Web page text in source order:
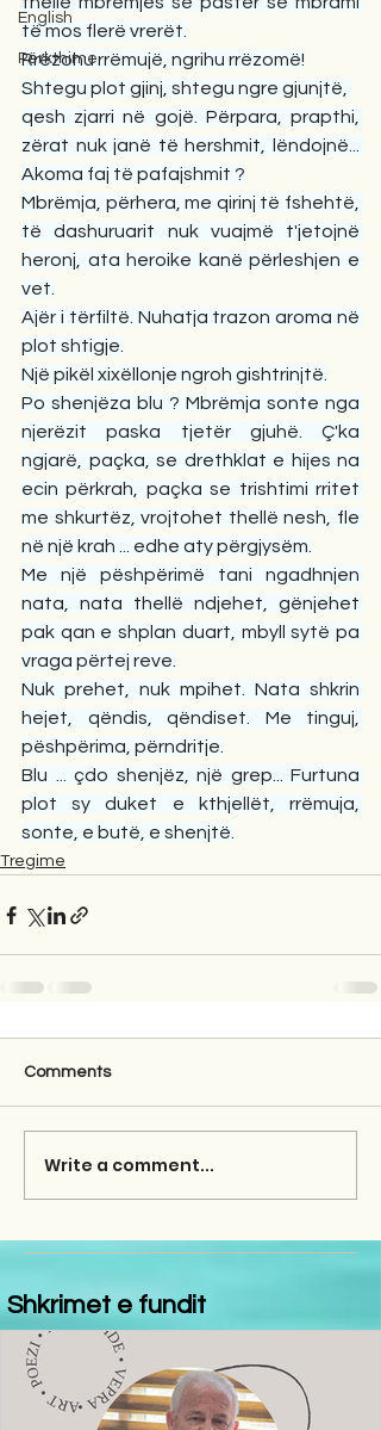
English
Përkthime
të mos flerë vrerët.
Rrëzohu rrëmujë, ngrihu rrëzomë!
Shtegu plot gjinj, shtegu ngre gjunjtë,
qesh zjarri në gojë. Përpara, prapthi,
zërat nuk janë të hershmit, lëndojnë...
Akoma faj të pafajshmit ?
Mbrëmja, përhera, me qirinj të fshehtë,
të dashuruarit nuk vuajmë t'jetojnë
heronj, ata heroike kanë përleshjen e
vet.
Ajër i tërfiltë. Nuhatja trazon aroma në
plot shtigje.
Një pikël xixëllonje ngroh gishtrinjtë.
Po shenjëza blu ? Mbrëmja sonte nga
njerëzit paska tjetër gjuhë. Ç'ka
ngjarë, paçka, se drethklat e hijes na
ecin përkrah, paçka se trishtimi rritet
me shkurtëz, vrojtohet thellë nesh, fle
në një krah ... edhe aty përgjysëm.
Me një pëshpërimë tani ngadhnjen
nata, nata thellë ndjehet, gënjehet
pak qan e shplan duart, mbyll sytë pa
vraga përtej reve.
Nuk prehet, nuk mpihet. Nata shkrin
hejet, qëndis, qëndiset. Me tinguj,
pëshpërima, përndritje.
Blu ... çdo shenjëz, një grep... Furtuna
plot sy duket e kthjellët, rrëmuja,
sonte, e butë, e shenjtë.
Tregime
Comments
Write a comment...
Shkrimet e fundit